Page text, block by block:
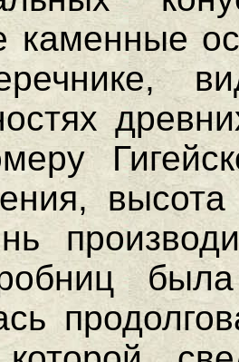
каменные